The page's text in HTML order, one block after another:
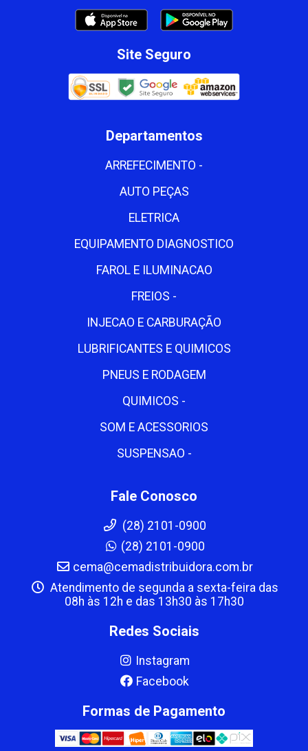
Site Seguro
Departamentos
ARREFECIMENTO -
AUTO PEÇAS
ELETRICA
EQUIPAMENTO DIAGNOSTICO
FAROL E ILUMINACAO
FREIOS -
INJECAO E CARBURAÇÃO
LUBRIFICANTES E QUIMICOS
PNEUS E RODAGEM
QUIMICOS -
SOM E ACESSORIOS
SUSPENSAO -
Fale Conosco
(28) 2101-0900
(28) 2101-0900
cema@cemadistribuidora.com.br
Atendimento de segunda a sexta-feira das
08h às 12h e das 13h30 às 17h30
Redes Sociais
Instagram
Facebook
Formas de Pagamento